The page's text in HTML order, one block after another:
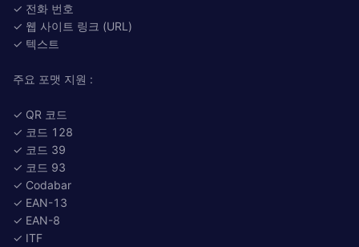
✓ 전화 번호
✓ 웹 사이트 링크 (URL)
✓ 텍스트
주요 포맷 지원 :
✓ QR 코드
✓ 코드 128
✓ 코드 39
✓ 코드 93
✓ Codabar
✓ EAN-13
✓ EAN-8
✓ ITF